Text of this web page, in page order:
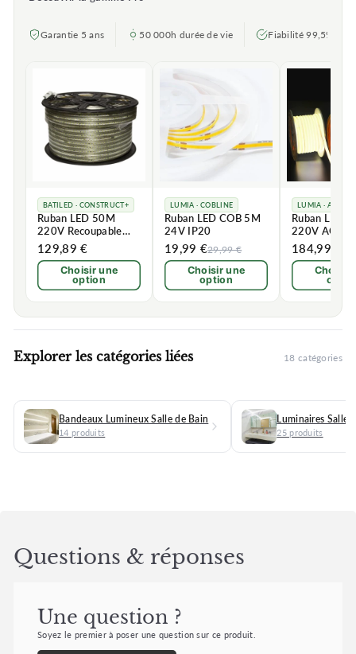
Garantie 5 ans 50 000h durée de vie Fiabilité 99,5%
BATILED · CONSTRUCT+
Ruban LED 50M
220V Recoupable
2835 IP65
120LED/m
129,89 €
Choisir une
option
LUMIA · COBLINE
Ruban LED COB 5M
24V IP20
19,99 €29,99 €
Choisir une
option
LUMIA · ARCHI
Ruban LED
220V AC
IP65
184,99 €
Choisir
Explorer les catégories liées 18 catégories
Bandeaux Lumineux Salle de Bain
14 produits
Luminaires Salle
25 produits
Questions & réponses
Une question ?
Soyez le premier à poser une question sur ce produit.